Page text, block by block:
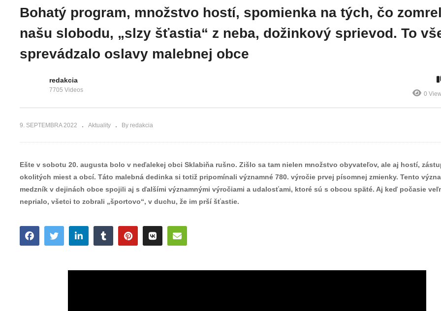
Kamarát pozýva
na Deň
otvorených dverí
do amfika
dofúkanie
pneumatík, so
sadou základného
náradia a pumpy
v nových
moderných
priestoroch
väčšinou plný
mladých ľudí.
Jeho okolie však
ničia vandali
Bohatý program, množstvo hostí, spomienka na tých, čo
našu slobodu, „slzy šťastia“ z neba, dožinkový sprievod. To
sprevádzalo oslavy malebnej obce
redakcia
7705 Videos
0
9. SEPTEMBRA 2022 Aktuality By redakcia
Ešte v sobotu 20. augusta bolo v neďalekej obci Sklabiňa rušno. Zišlo sa tam nielen množstvo obyvateľov, ale aj hostí,
okolitých miest a obcí. Táto malebná dedinka si totiž pripomínali významné 780. výročie prvej písomnej zmienky. Tento
medzník v dejinách obce spojili aj s ďalšími významnými výročiami a udalosťami, ktoré sú s obcou späté. Aj keď počasie
neprialo, všetci to zobrali „športovo“, v duchu, že im prší šťastie.